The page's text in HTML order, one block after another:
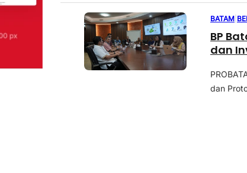
BATAM
BP
dan
dan